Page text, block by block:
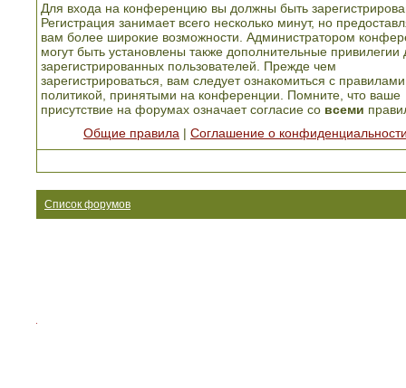
Для входа на конференцию вы должны быть
Регистрация занимает всего несколько минут, но
вам более широкие возможности. Администратором
могут быть установлены также дополнительные привилегии
зарегистрированных пользователей. Прежде чем
зарегистрироваться, вам следует ознакомиться с
политикой, принятыми на конференции. Помните, что ваше
присутствие на форумах означает согласие со всеми
Общие правила
Соглашение о
Список форумов